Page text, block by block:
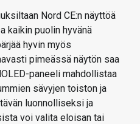
Nord CE:n näyttöä
kaikin puolin hyvänä
hyvin myös
pimeässä näytön saa
paneeli mahdollistaa
sävyjen toiston ja
luonnolliseksi ja
voi valita eloisan tai